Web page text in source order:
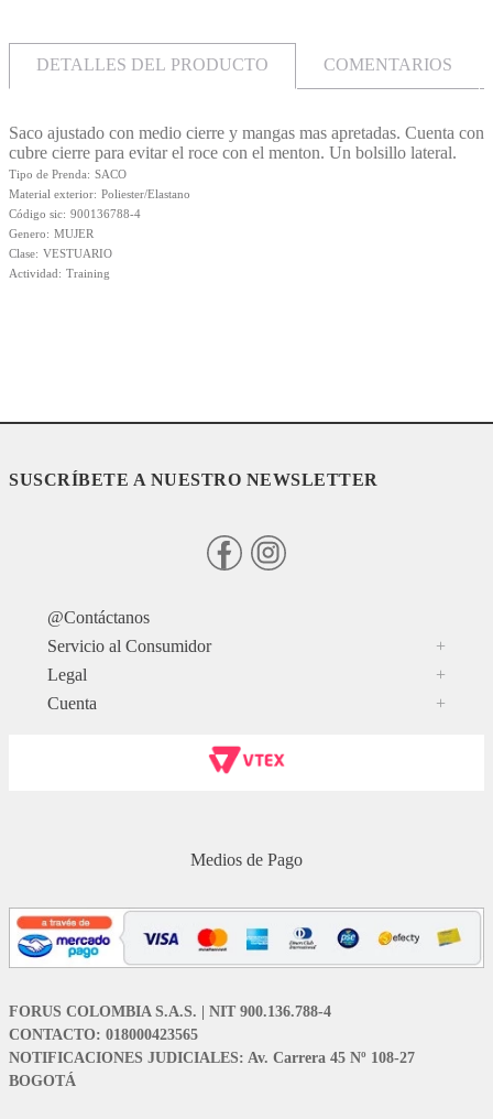
DETALLES DEL PRODUCTO COMENTARIOS
Saco ajustado con medio cierre y mangas mas apretadas. Cuenta con
cubre cierre para evitar el roce con el menton. Un bolsillo lateral.
Tipo de Prenda
SACO
Material exterior Poliester/Elastano
Código sic 900136788-4
Genero
MUJER
Clase VESTUARIO
Actividad
Training
SUSCRÍBETE A NUESTRO NEWSLETTER
@Contáctanos
Servicio al Consumidor
+
Legal
+
Cuenta
+
Medios de Pago
FORUS COLOMBIA S.A.S. | NIT 900.136.788-4
CONTACTO: 018000423565
NOTIFICACIONES JUDICIALES: Av. Carrera 45 Nº 108-27
BOGOTÁ